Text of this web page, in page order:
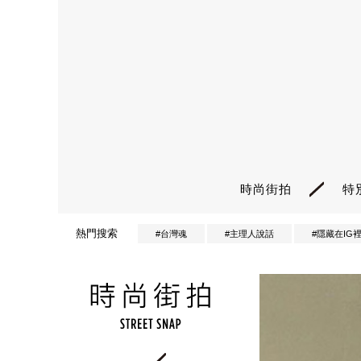
時尚街拍 特
熱門搜索 #台灣魂 #主理人說話 #隱藏在IG